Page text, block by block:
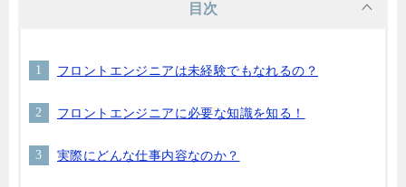
目次
フロントエンジニアは未経験でもなれるの？
フロントエンジニアに必要な知識を知る！
実際にどんな仕事内容なのか？